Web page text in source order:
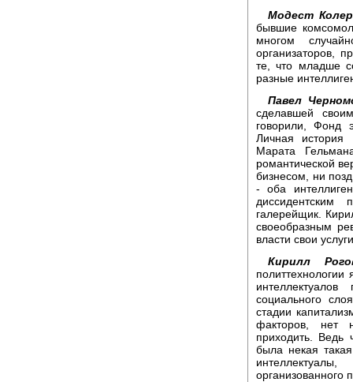
Модест
бывшие
многом
организаторов,
те, что младше
разные
Павел
сделавшей
говорили, Фонд
Личная история
Марата
романтической
бизнесом, ни
- оба
галерейщик.
своеобразным
власти свои
Кирилл
социального
стадии
факторов, нет
приходить.
была некая
организованного